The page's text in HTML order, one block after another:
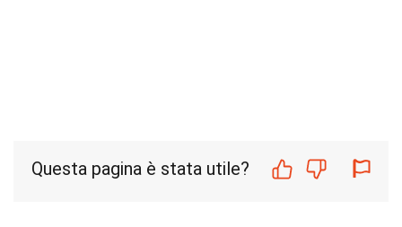
Questa pagina è stata utile?